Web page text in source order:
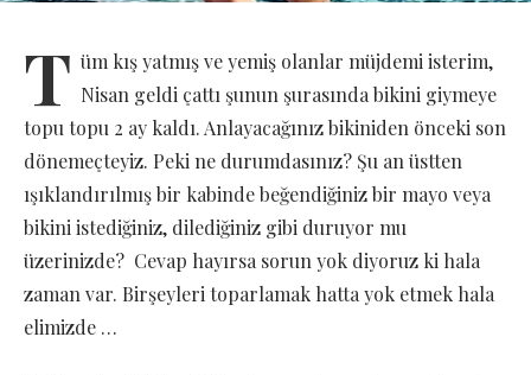
T üm kış yatmış ve yemiş olanlar müjdemi isterim,
Nisan geldi çattı şunun şurasında bikini giymeye
topu topu 2 ay kaldı. Anlayacağınız bikiniden önceki son
dönemeçteyiz. Peki ne durumdasınız? Şu an üstten
ışıklandırılmış bir kabinde beğendiğiniz bir mayo veya
bikini istediğiniz, dilediğiniz gibi duruyor mu
üzerinizde? Cevap hayırsa sorun yok diyoruz ki hala
zaman var. Birşeyleri toparlamak hatta yok etmek hala
elimizde …